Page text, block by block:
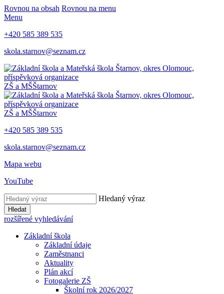
Rovnou na obsah Rovnou na menu
Menu
+420 585 389 535
skola.starnov@seznam.cz
ZŠ a MŠŠtarnov
ZŠ a MŠŠtarnov
+420 585 389 535
skola.starnov@seznam.cz
Mapa webu
YouTube
Hledaný výraz
Hledat
rozšířené vyhledávání
Základní škola
Základní údaje
Zaměstnanci
Aktuality
Plán akcí
Fotogalerie ZŠ
Školní rok 2026/2027